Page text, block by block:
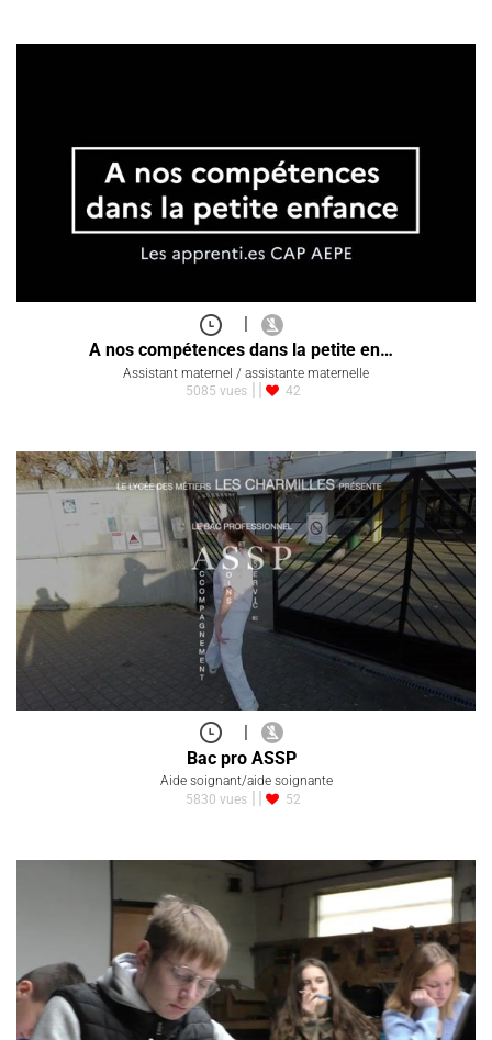
A nos compétences dans la petite en…
Assistant maternel / assistante maternelle
5085 vues
42
|
Bac pro ASSP
Aide soignant/aide soignante
5830 vues
52